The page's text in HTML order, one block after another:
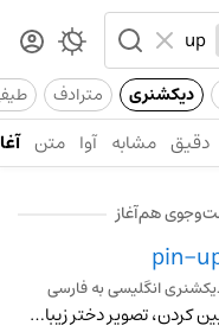
دیکشنری مترادف
دقیق مشابه آوا متن
هم‌آغاز
pin-
انگلیسی به فارسی
پین کردن، تصویر دختر زیبا، ویژه نصب به دیوار